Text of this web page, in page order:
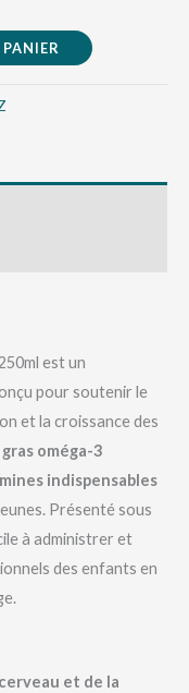
est un
pour soutenir le
et la croissance des
oméga-3
indispensables
Présenté sous
à administrer et
des enfants en
et de la